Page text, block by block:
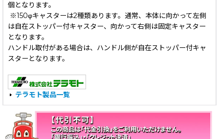
個となります。
※150φキャスターは2種類あります。通常、本体に向かって左側
は自在ストッパー付キャスター、向かって右側は固定キャスター
となります。
ハンドル取付がある場合は、ハンドル側が自在ストッパー付キャ
スターとなります。
テラモト製品一覧